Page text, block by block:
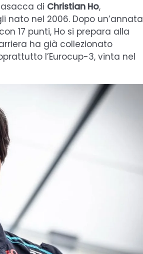
di Christian Ho,
nel 2006. Dopo un’annata
17 punti, Ho si prepara alla
ha già collezionato
l’Eurocup-3, vinta nel